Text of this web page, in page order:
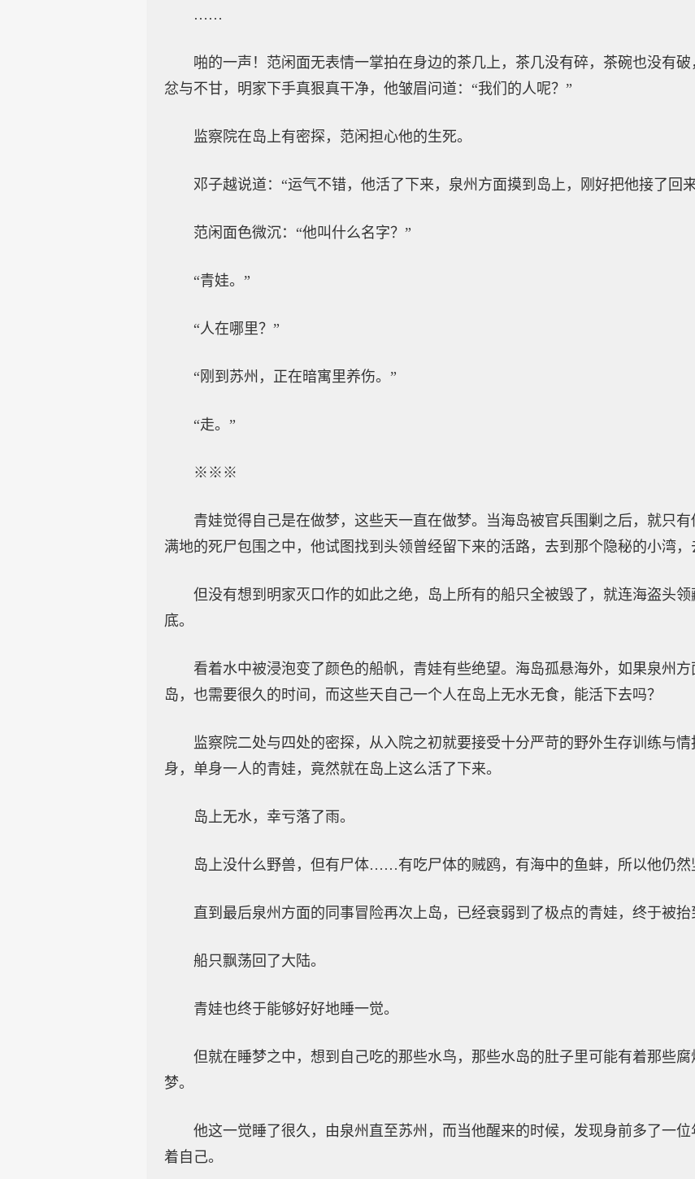
……
啪的一声！范闲面无表情一掌拍在身边的茶几上，茶几没有碎，茶碗也没有
忿与不甘，明家下手真狠真干净，他皱眉问道：“我们的人呢？”
监察院在岛上有密探，范闲担心他的生死。
邓子越说道：“运气不错，他活了下来，泉州方面摸到岛上，刚好把他接了回
范闲面色微沉：“他叫什么名字？”
“青娃。”
“人在哪里？”
“刚到苏州，正在暗寓里养伤。”
“走。”
※※※
青娃觉得自己是在做梦，这些天一直在做梦。当海岛被官兵围剿之后，就只
满地的死尸包围之中，他试图找到头领曾经留下来的活路，去到那个隐秘的小湾，
但没有想到明家灭口作的如此之绝，岛上所有的船只全被毁了，就连海盗头
底。
看着水中被浸泡变了颜色的船帆，青娃有些绝望。海岛孤悬海外，如果泉州
岛，也需要很久的时间，而这些天自己一个人在岛上无水无食，能活下去吗？
监察院二处与四处的密探，从入院之初就要接受十分严苛的野外生存训练与
身，单身一人的青娃，竟然就在岛上这么活了下来。
岛上无水，幸亏落了雨。
岛上没什么野兽，但有尸体……有吃尸体的贼鸥，有海中的鱼蚌，所以他仍然
直到最后泉州方面的同事冒险再次上岛，已经衰弱到了极点的青娃，终于被抬
船只飘荡回了大陆。
青娃也终于能够好好地睡一觉。
但就在睡梦之中，想到自己吃的那些水鸟，那些水岛的肚子里可能有着那些
梦。
他这一觉睡了很久，由泉州直至苏州，而当他醒来的时候，发现身前多了一
着自己。